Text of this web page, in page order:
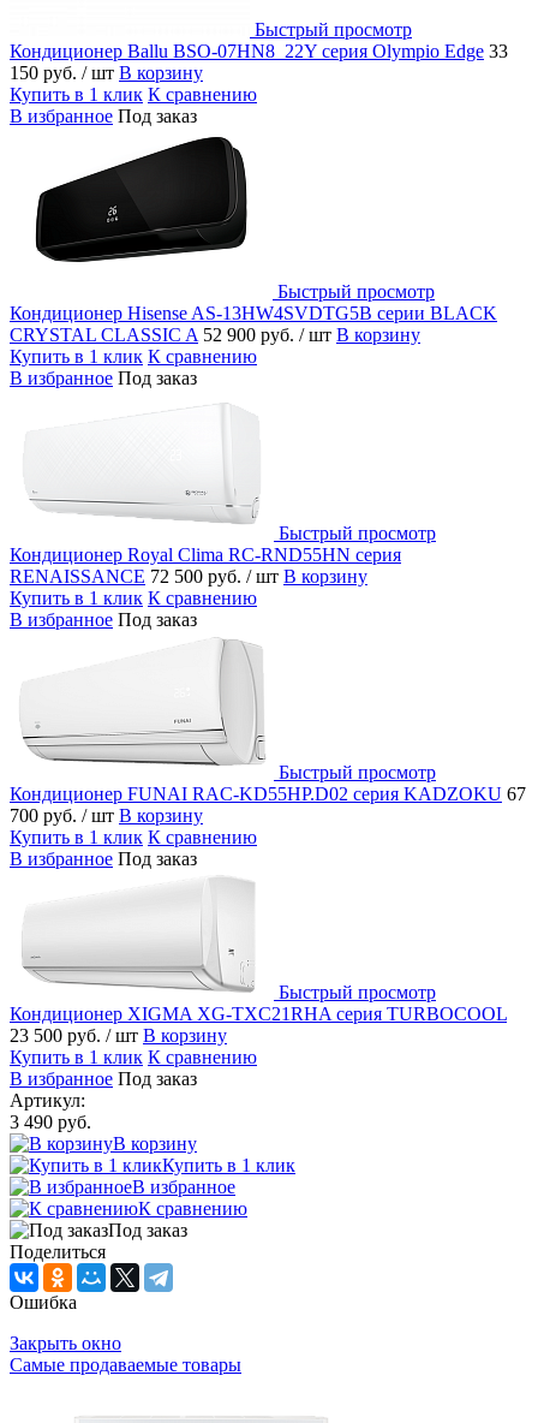
Быстрый просмотр
Кондиционер Ballu BSO-07HN8_22Y серия Olympio Edge 33
150 руб. / шт В корзину
Купить в 1 клик К сравнению
В избранное Под заказ
Быстрый просмотр
Кондиционер Hisense AS-13HW4SVDTG5В серии BLACK
CRYSTAL CLASSIC A 52 900 руб. / шт В корзину
Купить в 1 клик К сравнению
В избранное Под заказ
Быстрый просмотр
Кондиционер Royal Clima RC-RND55HN серия
RENAISSANCE 72 500 руб. / шт В корзину
Купить в 1 клик К сравнению
В избранное Под заказ
Быстрый просмотр
Кондиционер FUNAI RAC-KD55HP.D02 серия KADZOKU 67
700 руб. / шт В корзину
Купить в 1 клик К сравнению
В избранное Под заказ
Быстрый просмотр
Кондиционер XIGMA XG-TXC21RHA серия TURBOCOOL
23 500 руб. / шт В корзину
Купить в 1 клик К сравнению
В избранное Под заказ
Артикул:
3 490 руб.
В корзину
Купить в 1 клик
В избранное
К сравнению
Под заказ
Поделиться
Ошибка
Закрыть окно
Самые продаваемые товары